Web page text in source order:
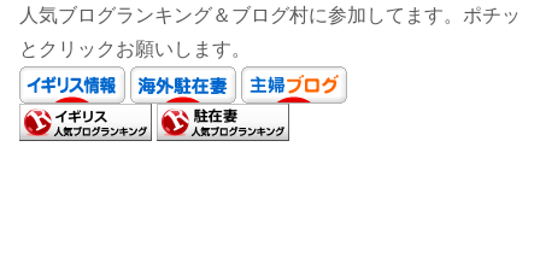
人気ブログランキング＆ブログ村に参加してます。ポチッ
とクリックお願いします。